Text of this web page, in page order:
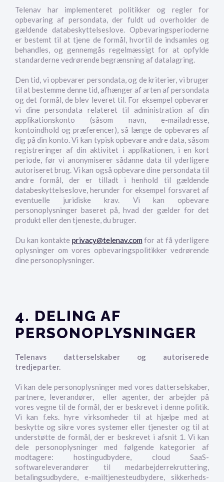
Telenav har implementeret politikker og regler for
opbevaring af persondata, der fuldt ud overholder de
gældende databeskyttelseslove. Opbevaringsperioderne
er bestemt til at tjene de formål, hvortil de indsamles og
behandles, og gennemgås regelmæssigt for at opfylde
standarderne vedrørende begrænsning af datalagring.
Den tid, vi opbevarer persondata, og de kriterier, vi bruger
til at bestemme denne tid, afhænger af arten af persondata
og det formål, de blev leveret til. For eksempel opbevarer
vi dine persondata relateret til administration af din
applikationskonto (såsom navn, e-mailadresse,
kontoindhold og præferencer), så længe de opbevares af
dig på din konto. Vi kan typisk opbevare andre data, såsom
registreringer af din aktivitet i applikationen, i en kort
periode, før vi anonymiserer sådanne data til yderligere
autoriseret brug. Vi kan også opbevare dine persondata til
andre formål, der er tilladt i henhold til gældende
databeskyttelseslove, herunder for eksempel forsvaret af
eventuelle juridiske krav. Vi kan opbevare
personoplysninger baseret på, hvad der gælder for det
produkt eller den tjeneste, du bruger.
Du kan kontakte privacy@telenav.com for at få yderligere
oplysninger om vores opbevaringspolitikker vedrørende
dine personoplysninger.
4. DELING AF
PERSONOPLYSNINGER
Telenavs datterselskaber og autoriserede
tredjeparter.
Vi kan dele personoplysninger med vores datterselskaber,
partnere, leverandører, eller agenter, der arbejder på
vores vegne til de formål, der er beskrevet i denne politik.
Vi kan f.eks. hyre virksomheder til at hjælpe med at
beskytte og sikre vores systemer eller tjenester og til at
understøtte de formål, der er beskrevet i afsnit 1. Vi kan
dele personoplysninger med følgende kategorier af
modtagere: hostingudbydere, cloud SaaS-
softwareleverandører til medarbejderrekruttering,
betalingsudbydere, e-mailtjenesteudbydere, sikkerheds-